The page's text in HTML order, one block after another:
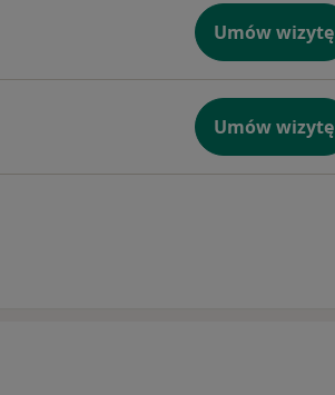
Umów wizytę
Umów wizytę